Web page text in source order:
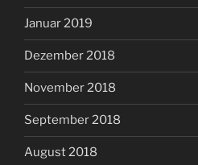
Januar 2019
Dezember 2018
November 2018
September 2018
August 2018